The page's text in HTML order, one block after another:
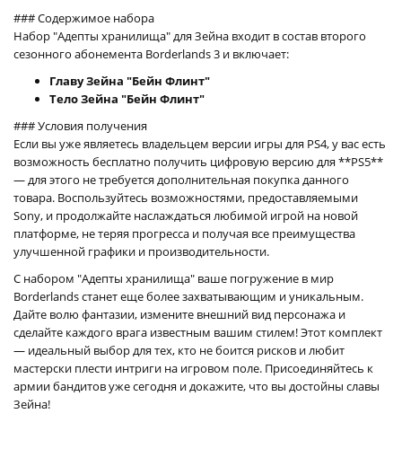
### Содержимое набора
Набор "Адепты хранилища" для Зейна входит в состав второго
сезонного абонемента Borderlands 3 и включает:
Главу Зейна "Бейн Флинт"
Тело Зейна "Бейн Флинт"
### Условия получения
Если вы уже являетесь владельцем версии игры для PS4, у вас есть
возможность бесплатно получить цифровую версию для **PS5**
— для этого не требуется дополнительная покупка данного
товара. Воспользуйтесь возможностями, предоставляемыми
Sony, и продолжайте наслаждаться любимой игрой на новой
платформе, не теряя прогресса и получая все преимущества
улучшенной графики и производительности.
С набором "Адепты хранилища" ваше погружение в мир
Borderlands станет еще более захватывающим и уникальным.
Дайте волю фантазии, измените внешний вид персонажа и
сделайте каждого врага известным вашим стилем! Этот комплект
— идеальный выбор для тех, кто не боится рисков и любит
мастерски плести интриги на игровом поле. Присоединяйтесь к
армии бандитов уже сегодня и докажите, что вы достойны славы
Зейна!